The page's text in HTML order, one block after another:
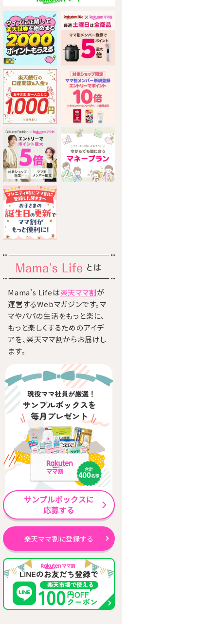
とは
Mama's Lifeは楽天ママ割が
運営するWebマガジンです。マ
マやパパの生活をもっと楽に、
もっと楽しくするためのアイデ
アを、楽天ママ割からお届けし
ます。
楽天ママ割に登録する